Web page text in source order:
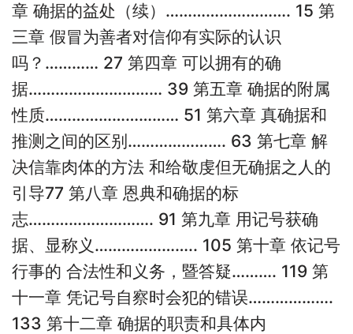
章 确据的益处（续）………………………. 15 第
三章 假冒为善者对信仰有实际的认识
吗？………… 27 第四章 可以拥有的确
据………………………… 39 第五章 确据的附属
性质………………………… 51 第六章 真确据和
推测之间的区别…………………. 63 第七章 解
决信靠肉体的方法 和给敬虔但无确据之人的
引导77 第八章 恩典和确据的标
志………………………. 91 第九章 用记号获确
据、显称义………………….. 105 第十章 依记号
行事的 合法性和义务，暨答疑………. 119 第
十一章 凭记号自察时会犯的错误……………….
133 第十二章 确据的职责和具体内